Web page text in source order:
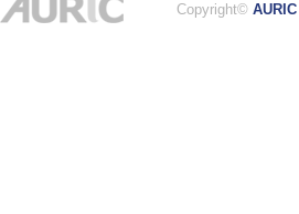
Copyright© AURIC